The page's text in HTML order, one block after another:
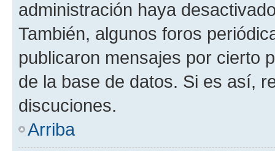
administración haya
También, algunos foros
publicaron mensajes por cierto
de la base de datos. Si es así,
discuciones.
Arriba